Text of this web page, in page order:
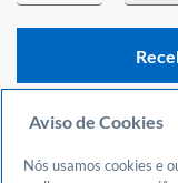
Aviso de Cookies
Nós usamos cookies e